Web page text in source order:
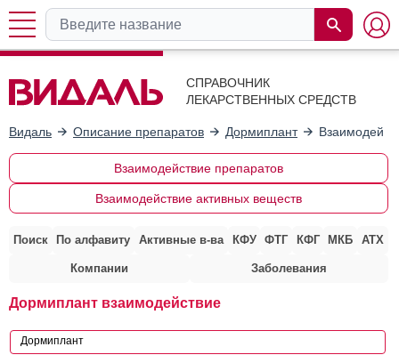
СПРАВОЧНИК
ЛЕКАРСТВЕННЫХ СРЕДСТВ
Видаль Описание препаратов Дормиплант
Взаимодействие препаратов
Взаимодействие активных веществ
Поиск По алфавиту Активные в-ва КФУ ФТГ КФГ МКБ АТХ
Компании Заболевания
Дормиплант взаимодействие